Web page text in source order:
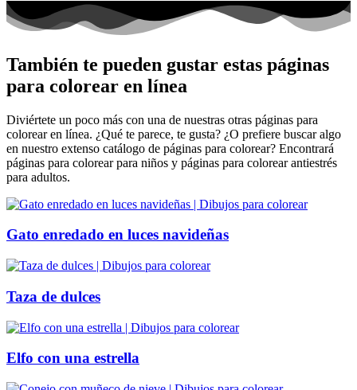
También te pueden gustar estas páginas
para colorear en línea
Diviértete un poco más con una de nuestras otras páginas para
colorear en línea. ¿Qué te parece, te gusta? ¿O prefiere buscar algo
en nuestro extenso catálogo de páginas para colorear? Encontrará
páginas para colorear para niños y páginas para colorear antiestrés
para adultos.
Gato enredado en luces navideñas
Taza de dulces
Elfo con una estrella